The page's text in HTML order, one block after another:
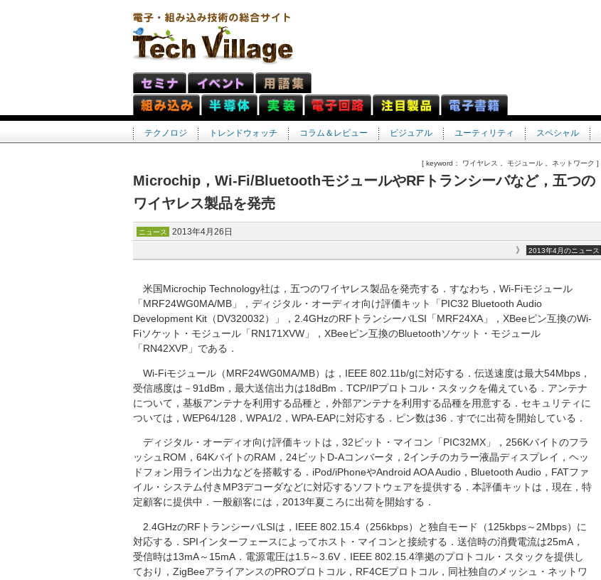
テクノロジ トレンドウォッチ コラム＆レビュー ビジュアル ユーティリティ スペシャル
[ keyword： ワイヤレス， モジュール， ネットワーク ]
Microchip，Wi-Fi/BluetoothモジュールやRFトランシーバなど，五つの
ワイヤレス製品を発売
ニュース 2013年4月26日
》 2013年4月のニュース
米国Microchip Technology社は，五つのワイヤレス製品を発売する．すなわち，Wi-Fiモジュール
「MRF24WG0MA/MB」，ディジタル・オーディオ向け評価キット「PIC32 Bluetooth Audio
Development Kit（DV320032）」，2.4GHzのRFトランシーバLSI「MRF24XA」，XBeeピン互換のWi-
Fiソケット・モジュール「RN171XVW」，XBeeピン互換のBluetoothソケット・モジュール
「RN42XVP」である．
Wi-Fiモジュール（MRF24WG0MA/MB）は，IEEE 802.11b/gに対応する．伝送速度は最大54Mbps，
受信感度は－91dBm，最大送信出力は18dBm．TCP/IPプロトコル・スタックを備えている．アンテナ
について，基板アンテナを利用する品種と，外部アンテナを利用する品種を用意する．セキュリティに
ついては，WEP64/128，WPA1/2，WPA-EAPに対応する．ピン数は36．すでに出荷を開始している．
ディジタル・オーディオ向け評価キットは，32ビット・マイコン「PIC32MX」，256Kバイトのフラ
ッシュROM，64KバイトのRAM，24ビットD-Aコンバータ，2インチのカラー液晶ディスプレイ，ヘッ
ドフォン用ライン出力などを搭載する．iPod/iPhoneやAndroid AOA Audio，Bluetooth Audio，FATファ
イル・システム付きMP3デコーダなどに対応するソフトウェアを提供する．本評価キットは，現在，特
定顧客に提供中．一般顧客には，2013年夏ころに出荷を開始する．
2.4GHzのRFトランシーバLSIは，IEEE 802.15.4（256kbps）と独自モード（125kbps～2Mbps）に
対応する．SPIインターフェースによってホスト・マイコンと接続する．送信時の消費電流は25mA，
受信時は13mA～15mA．電源電圧は1.5～3.6V．IEEE 802.15.4準拠のプロトコル・スタックを提供し
ており，ZigBeeアライアンスのPROプロトコル，RF4CEプロトコル，同社独自のメッシュ・ネットワ